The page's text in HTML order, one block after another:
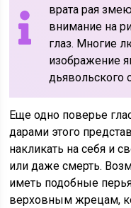
врата рая
внимание на
глаз. Многие
изображение
дьявольского
Еще одно поверье
дарами этого
накликать на себя и
или даже смерть.
иметь подобные
верховным жрецам,